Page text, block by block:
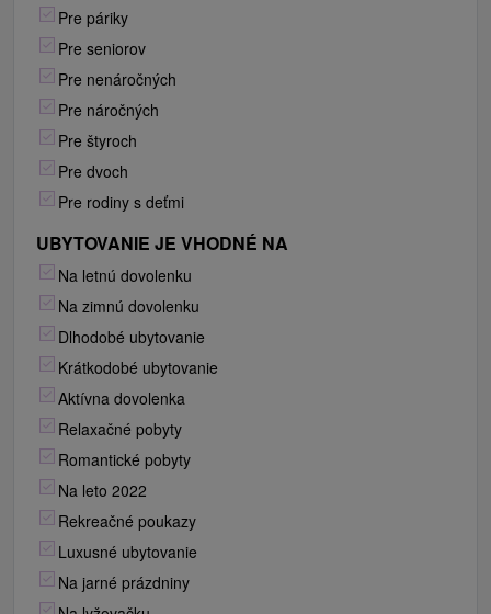
Pre páriky
Pre seniorov
Pre nenáročných
Pre náročných
Pre štyroch
Pre dvoch
Pre rodiny s deťmi
UBYTOVANIE JE VHODNÉ NA
Na letnú dovolenku
Na zimnú dovolenku
Dlhodobé ubytovanie
Krátkodobé ubytovanie
Aktívna dovolenka
Relaxačné pobyty
Romantické pobyty
Na leto 2022
Rekreačné poukazy
Luxusné ubytovanie
Na jarné prázdniny